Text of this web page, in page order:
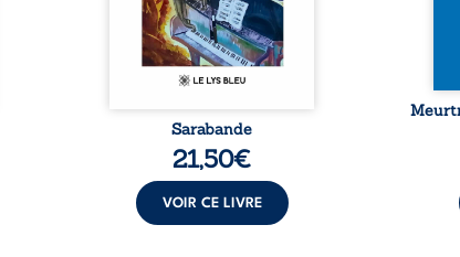
Sarabande
21,50€
VOIR CE LIVRE